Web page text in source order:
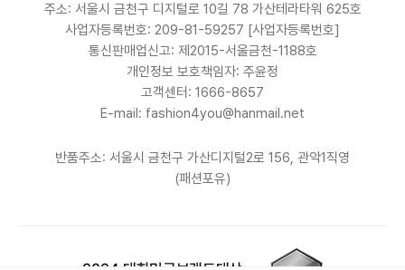
주소: 서울시 금천구 디지털로 10길 78 가산테라타워 625호
사업자등록번호: 209-81-59257 [사업자등록번호]
통신판매업신고: 제2015-서울금천-1188호
개인정보 보호책임자: 주윤정
고객센터: 1666-8657
E-mail: fashion4you@hanmail.net
반품주소: 서울시 금천구 가산디지털2로 156, 관악1직영
(패션포유)